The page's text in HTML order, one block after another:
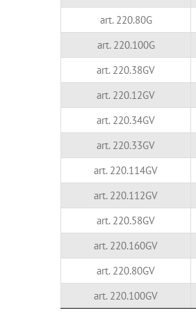
art. 220.80G
art. 220.100G
art. 220.38GV
art. 220.12GV
art. 220.34GV
art. 220.33GV
art. 220.114GV
art. 220.112GV
art. 220.58GV
art. 220.160GV
art. 220.80GV
art. 220.100GV